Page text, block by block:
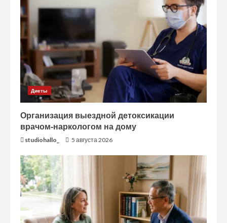
Диеты
Организация выездной детоксикации
врачом-наркологом на дому
studiohallo_ 5 августа 2026